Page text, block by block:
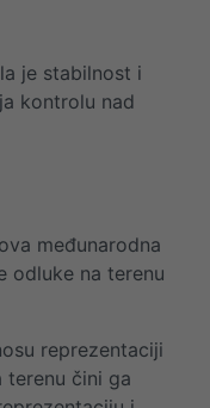
je stabilnost i
kontrolu nad
međunarodna
odluke na terenu
reprezentaciji
terenu čini ga